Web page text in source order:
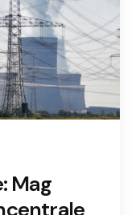
Mag